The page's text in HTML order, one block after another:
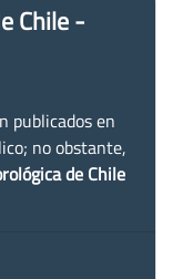
Chile -
publicados en
no obstante,
de Chile